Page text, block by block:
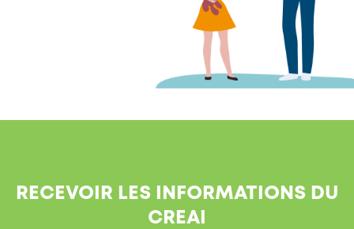
RECEVOIR LES INFORMATIONS DU
CREAI